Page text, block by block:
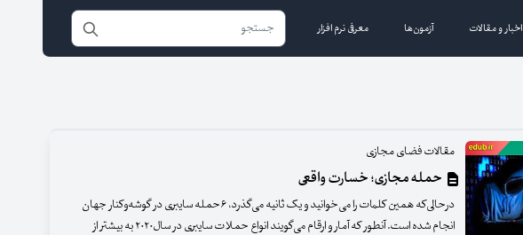
اخبار و مقالات آزمون‌ها معرفی نرم افزار
مقالات فضای مجازی
حمله مجازی؛ خسارت واقعی
درحالی‌که همین کلمات را می‌خوانید و یک ثانیه می‌گذرد، ۶حمله سایبری در گوشه‌وکنار جهان
انجام شده است. آنطور که آمار و ارقام می‌گویند انواع حملات سایبری در سال۲۰۲۰ به بیشتر از